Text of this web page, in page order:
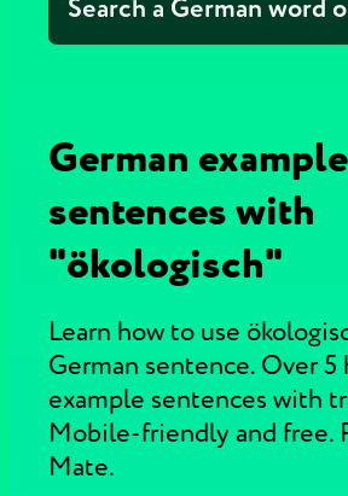
German example
sentences with
"ökologisch"
Learn how to use
German sentence. Over
example sentences with
Mobile-friendly and free.
Mate.